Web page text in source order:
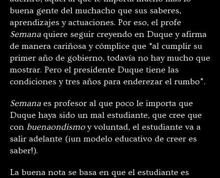
buena gente del muchacho que sus saberes,
aprendizajes y actuaciones. Por eso, el profe
Semana quiere seguir creyendo en Duque y afirma
de manera cariñosa y cómplice que “al cumplir su
primer año de gobierno, todavía no hay mucho que
mostrar. Pero el presidente Duque tiene las
condiciones y tres años para enderezar el rumbo”.
Semana es profesor al que poco le importa que
Duque haya sido un mal estudiante, que cree que
con buenaondismoy voluntad, el estudiante va a
salir adelante (¡un modelo educativo de creer es
saber!).
La buena nota se basa en que el estudiante es